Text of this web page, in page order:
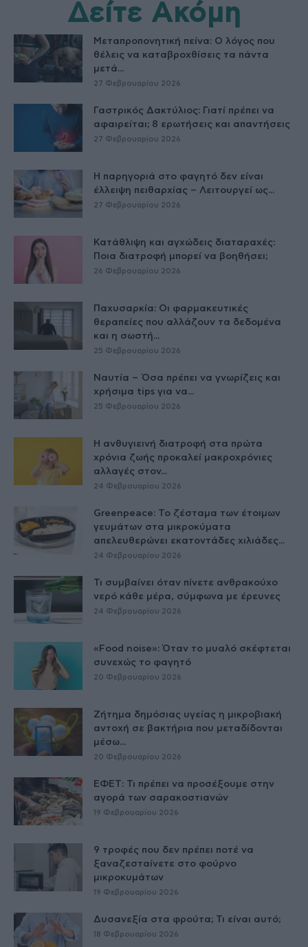
Δείτε Ακόμη
Μεταπροπονητική πείνα: Ο λόγος που
θέλεις να καταβροχθίσεις τα πάντα
μετά...
27 Φεβρουαρίου 2026
Γαστρικός Δακτύλιος: Γιατί πρέπει να
αφαιρείται; 8 ερωτήσεις και απαντήσεις
27 Φεβρουαρίου 2026
Η παρηγοριά στο φαγητό δεν είναι
έλλειψη πειθαρχίας – Λειτουργεί ως...
27 Φεβρουαρίου 2026
Κατάθλιψη και αγχώδεις διαταραχές:
Ποια διατροφή μπορεί να βοηθήσει;
26 Φεβρουαρίου 2026
Παχυσαρκία: Οι φαρμακευτικές
θεραπείες που αλλάζουν τα δεδομένα
και η σωστή...
25 Φεβρουαρίου 2026
Ναυτία – Όσα πρέπει να γνωρίζεις και
χρήσιμα tips για να...
25 Φεβρουαρίου 2026
Η ανθυγιεινή διατροφή στα πρώτα
χρόνια ζωής προκαλεί μακροχρόνιες
αλλαγές στον...
24 Φεβρουαρίου 2026
Greenpeace: Το ζέσταμα των έτοιμων
γευμάτων στα μικροκύματα
απελευθερώνει εκατοντάδες χιλιάδες...
24 Φεβρουαρίου 2026
Τι συμβαίνει όταν πίνετε ανθρακούχο
νερό κάθε μέρα, σύμφωνα με έρευνες
24 Φεβρουαρίου 2026
«Food noise»: Όταν το μυαλό σκέφτεται
συνεχώς το φαγητό
20 Φεβρουαρίου 2026
Ζήτημα δημόσιας υγείας η μικροβιακή
αντοχή σε βακτήρια που μεταδίδονται
μέσω...
20 Φεβρουαρίου 2026
ΕΦΕΤ: Τι πρέπει να προσέξουμε στην
αγορά των σαρακοστιανών
19 Φεβρουαρίου 2026
9 τροφές που δεν πρέπει ποτέ να
ξαναζεσταίνετε στο φούρνο
μικροκυμάτων
19 Φεβρουαρίου 2026
Δυσανεξία στα φρούτα; Τι είναι αυτό;
18 Φεβρουαρίου 2026